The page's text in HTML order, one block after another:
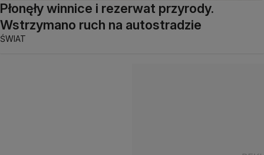
Płonęły winnice i rezerwat przyrody.
Wstrzymano ruch na autostradzie
ŚWIAT